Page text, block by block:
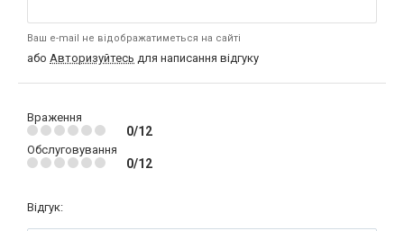
Ваш e-mail не відображатиметься на сайті
або Авторизуйтесь для написання відгуку
Враження
0/12
Обслуговування
0/12
Відгук: